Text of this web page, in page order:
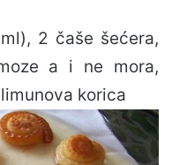
2 čaše šećera,
a i ne mora,
korica